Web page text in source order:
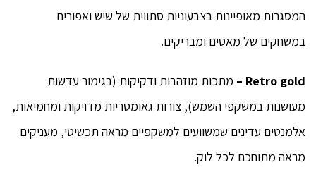
המסגרות מאופיינות בצבעוניות סתווית של שיש ואפורים
במשחקים של מאטים ומבריקים.
Retro gold
– מתכות מוזהבות ודקיקות (בגימור עדשות
מעושנות במשקפי השמש), צורות גאומטריות מדויקות ומחמיאות,
אלמנטים עדינים שמשוועים למשקפיים מראה תכשיטי, מעניקים
מראה מתוחכם לכל לוק.